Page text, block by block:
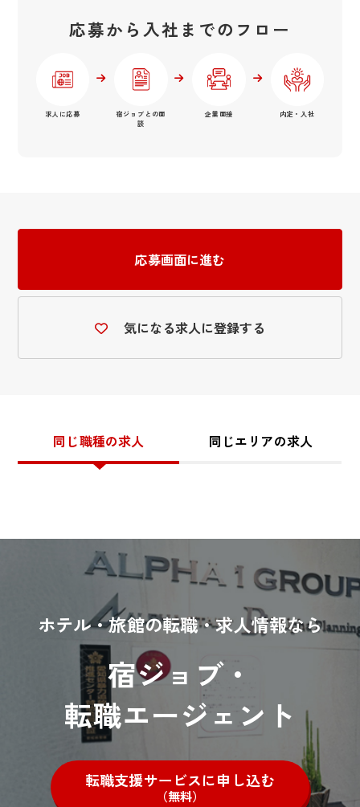
応募から入社までのフロー
求人に応募
宿ジョブとの面
談
企業面接 内定・入社
応募画面に進む
気になる求人に登録する
同じ職種の求人 同じエリアの求人
ホテル・旅館の転職・求人情報なら
宿ジョブ・
転職エージェント
転職支援サービスに申し込む
（無料）